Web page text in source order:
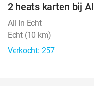
2 heats karten bij
All In Echt
Echt (10 km)
Verkocht: 257